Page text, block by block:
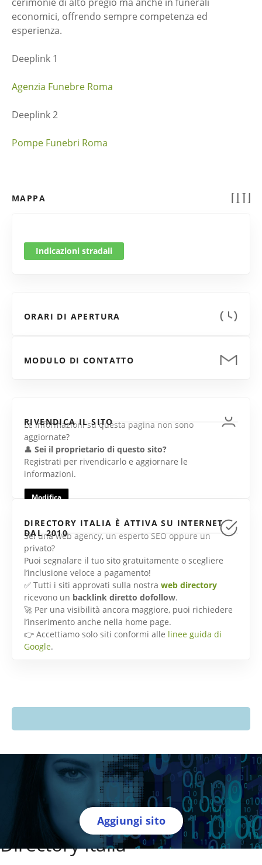
economici, offrendo sempre competenza ed
esperienza.
Deeplink 1
Agenzia Funebre Roma
Deeplink 2
Pompe Funebri Roma
MAPPA
Indicazioni stradali
ORARI DI APERTURA
MODULO DI CONTATTO
RIVENDICA IL SITO
Le informazioni su questa pagina non sono
aggiornate?
👤 Sei il proprietario di questo sito?
Registrati per rivendicarlo e aggiornare le
informazioni.
Modifica
DIRECTORY ITALIA È ATTIVA SU INTERNET
DAL 2010
Sei una web agency, un esperto SEO oppure un
privato?
Puoi segnalare il tuo sito gratuitamente o scegliere
l’inclusione veloce a pagamento!
✅ Tutti i siti approvati sulla nostra web directory
ricevono un backlink diretto dofollow.
🚀 Per una visibilità ancora maggiore, puoi richiedere
l’inserimento anche nella home page.
👉 Accettiamo solo siti conformi alle linee guida di
Google.
Aggiungi sito
Directory Italia